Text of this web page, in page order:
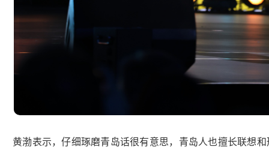
黄渤表示，仔细琢磨青岛话很有意思，青岛人也擅长联想